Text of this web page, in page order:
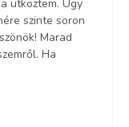
ütköztem. Úgy
szinte soron
Marad
Ha